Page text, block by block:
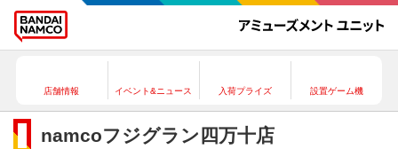
店舗情報 イベント&ニュース 入荷プライズ 設置ゲーム機
namcoフジグラン四万十店